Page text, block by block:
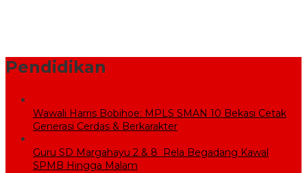
Pendidikan
Wawali Harris Bobihoe: MPLS SMAN 10 Bekasi Cetak
Generasi Cerdas & Berkarakter
Guru SD Margahayu 2 & 8 Rela Begadang Kawal
SPMB Hingga Malam